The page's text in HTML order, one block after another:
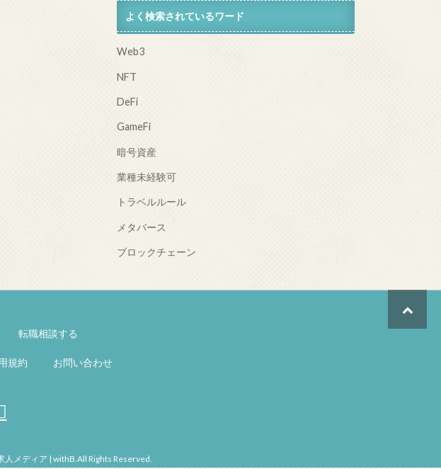
よく検索されているワード
Web3
NFT
DeFi
GameFi
暗号資産
業種未経験可
トラベルルール
メタバース
ブロックチェーン
転職相談する
規約 お問い合わせ
メディア | withB.All Rights Reserved.